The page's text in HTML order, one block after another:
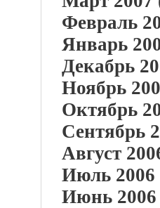
Февраль
Январь
Декабрь
Ноябрь
Октябрь
Сентябрь
Август
Июль 2006
Июнь 2006